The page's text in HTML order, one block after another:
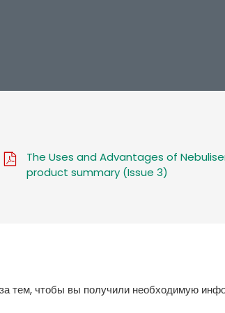
The Uses and Advantages of
product summary (Issue 3)
тем, чтобы вы получили необходимую